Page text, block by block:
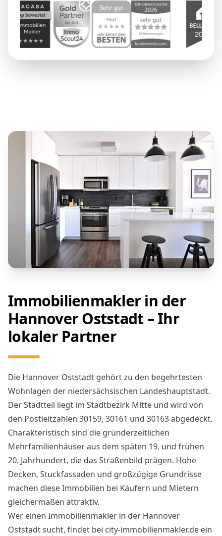
Immobilienmakler in der
Hannover Oststadt – Ihr
lokaler Partner
Die Hannover Oststadt gehört zu den begehrtesten
Wohnlagen der niedersächsischen Landeshauptstadt.
Der Stadtteil liegt im Stadtbezirk Mitte und wird von
den Postleitzahlen 30159, 30161 und 30163 abgedeckt.
Charakteristisch sind die gründerzeitlichen
Mehrfamilienhäuser aus dem späten 19. und frühen
20. Jahrhundert, die das Straßenbild prägen. Hohe
Decken, Stuckfassaden und großzügige Grundrisse
machen diese Immobilien bei Käufern und Mietern
gleichermaßen attraktiv.
Wer einen Immobilienmakler in der Hannover
Oststadt sucht, findet bei city-immobilienmakler.de ein